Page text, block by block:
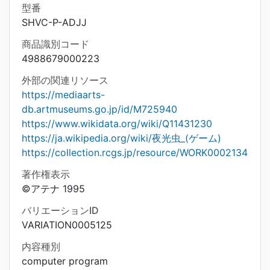
型番
SHVC-P-ADJJ
商品識別コード
4988679000223
外部の関連リソース
https://mediaarts-
db.artmuseums.go.jp/id/M725940
https://www.wikidata.org/wiki/Q11431230
https://ja.wikipedia.org/wiki/夜光虫_(ゲーム)
https://collection.rcgs.jp/resource/WORK0002134
著作権表示
©アテナ 1995
バリエーションID
VARIATION0005125
内容種別
computer program